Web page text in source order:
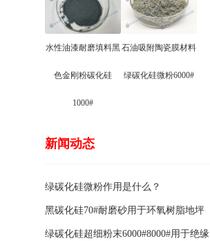
水性油漆耐磨填料黑
色金刚粉碳化硅
1000#
石油吸附陶瓷膜材料
绿碳化硅微粉6000#
新闻动态
绿碳化硅微粉作用是什么？
黑碳化硅70#耐磨砂用于环氧树脂地坪
骨料的特点有哪些？
绿碳化硅超细粉末6000#8000#用于绝缘